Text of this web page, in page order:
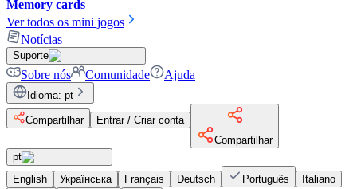
Memory cards
Ver todos os mini jogos
Notícias
Suporte
Sobre nós Comunidade Ajuda
Idioma: pt
Compartilhar
Entrar / Criar conta
Compartilhar
pt
English
Українська Français Deutsch Português
Italiano